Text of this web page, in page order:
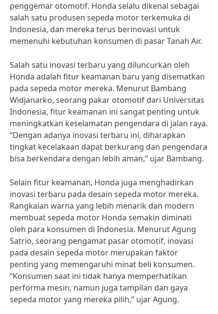
penggemar otomotif. Honda selalu dikenal sebagai
salah satu produsen sepeda motor terkemuka di
Indonesia, dan mereka terus berinovasi untuk
memenuhi kebutuhan konsumen di pasar Tanah Air.
Salah satu inovasi terbaru yang diluncurkan oleh
Honda adalah fitur keamanan baru yang disematkan
pada sepeda motor mereka. Menurut Bambang
Widjanarko, seorang pakar otomotif dari Universitas
Indonesia, fitur keamanan ini sangat penting untuk
meningkatkan keselamatan pengendara di jalan raya.
“Dengan adanya inovasi terbaru ini, diharapkan
tingkat kecelakaan dapat berkurang dan pengendara
bisa berkendara dengan lebih aman,” ujar Bambang.
Selain fitur keamanan, Honda juga menghadirkan
inovasi terbaru pada desain sepeda motor mereka.
Rangkaian warna yang lebih menarik dan modern
membuat sepeda motor Honda semakin diminati
oleh para konsumen di Indonesia. Menurut Agung
Satrio, seorang pengamat pasar otomotif, inovasi
pada desain sepeda motor merupakan faktor
penting yang memengaruhi minat beli konsumen.
“Konsumen saat ini tidak hanya memperhatikan
performa mesin, namun juga tampilan dan gaya
sepeda motor yang mereka pilih,” ujar Agung.